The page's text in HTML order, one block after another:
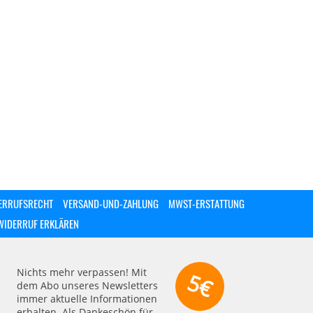
VERSAND-UND-ZAHLUNG
MWST-ERSTATTUNG
ERKLÄREN
5€
Nichts mehr verpassen! Mit
dem Abo unseres Newsletters
immer aktuelle Informationen